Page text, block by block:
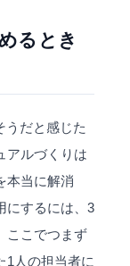
るとき
うだと感じた
アルづくりは
本当に解消
にするには、3
ここでつまず
1人の担当者に